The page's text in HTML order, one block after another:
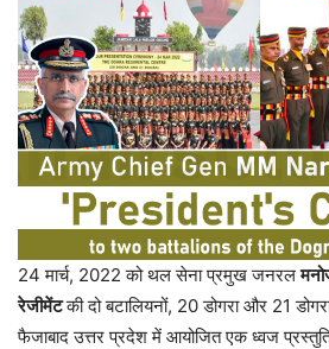
24 मार्च, 2022 को थल सेना प्रमुख जनरल
रेजीमेंटकी दो बटालियनों, 20 डोगरा और 21
फैजाबाद उत्तर प्रदेश में आयोजित एक ध्वज प्रस्तुति